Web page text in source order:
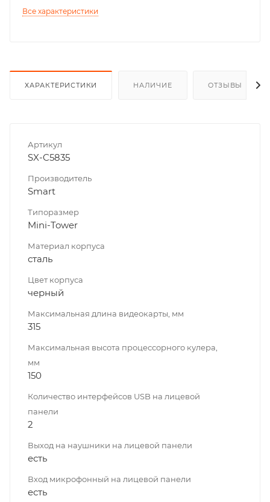
Все характеристики
ХАРАКТЕРИСТИКИ НАЛИЧИЕ ОТЗЫВЫ
Артикул
SX-C5835
Производитель
Smart
Типоразмер
Mini-Tower
Материал корпуса
сталь
Цвет корпуса
черный
Максимальная длина видеокарты, мм
315
Максимальная высота процессорного кулера,
мм
150
Количество интерфейсов USB на лицевой
панели
2
Выход на наушники на лицевой панели
есть
Вход микрофонный на лицевой панели
есть